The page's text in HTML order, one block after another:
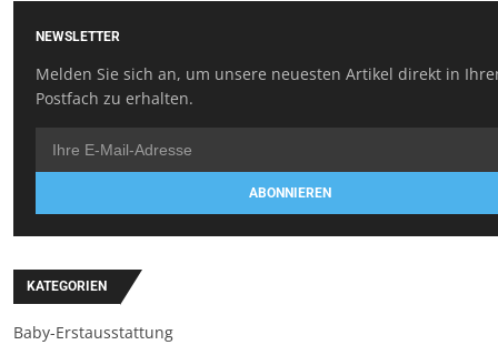
NEWSLETTER
Melden Sie sich an, um unsere neuesten Artikel direkt in
Postfach zu erhalten.
ABONNIEREN
KATEGORIEN
Baby-Erstausstattung